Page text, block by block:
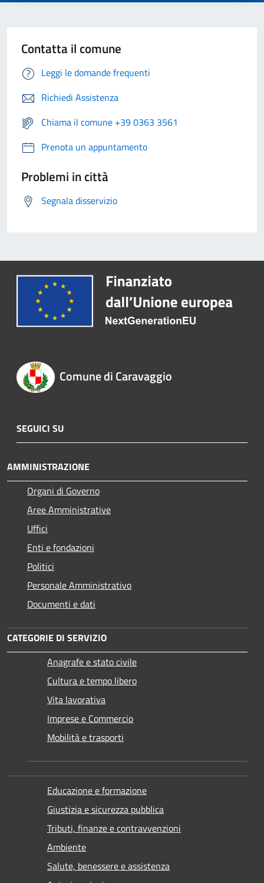
Contatta il comune
Leggi le domande frequenti
Richiedi Assistenza
Chiama il comune +39 0363 3561
Prenota un appuntamento
Problemi in città
Segnala disservizio
Comune di Caravaggio
SEGUICI SU
AMMINISTRAZIONE
Organi di Governo
Aree Amministrative
Uffici
Enti e fondazioni
Politici
Personale Amministrativo
Documenti e dati
CATEGORIE DI SERVIZIO
Anagrafe e stato civile
Cultura e tempo libero
Vita lavorativa
Imprese e Commercio
Mobilità e trasporti
Educazione e formazione
Giustizia e sicurezza pubblica
Tributi, finanze e contravvenzioni
Ambiente
Salute, benessere e assistenza